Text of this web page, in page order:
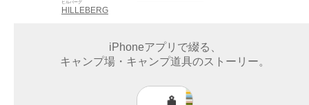
HILLEBERG
ヒルバーグ
iPhoneアプリで綴る、
キャンプ場・キャンプ道具のストーリー。